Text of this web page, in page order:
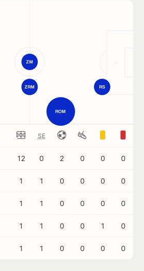
ROM
ZM
ZRM RS
SE
12 0 2 0 0 0
1 1 0 0 0 0
1 1 0 0 0 0
1 1 0 0 1 0
1 1 0 0 0 0